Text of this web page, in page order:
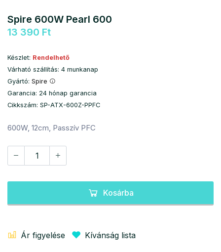
Spire 600W Pearl 600
13 390 Ft
Készlet: Rendelhető
Várható szállítás: 4 munkanap
Gyártó: Spire
Garancia: 24 hónap garancia
Cikkszám: SP-ATX-600Z-PPFC
600W, 12cm, Passzív PFC
Kosárba
Ár figyelése Kívánság lista